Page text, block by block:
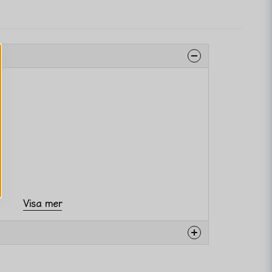
Visa mer
produkten...